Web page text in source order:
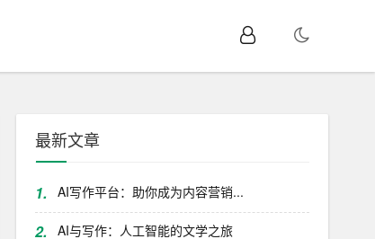
最新文章
1. AI写作平台：助你成为内容营销...
2. AI与写作：人工智能的文学之旅